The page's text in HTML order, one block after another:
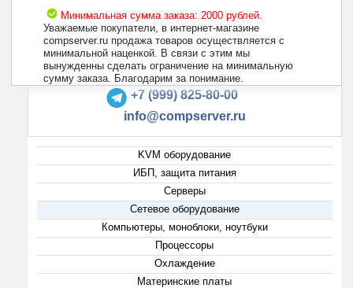
Минимальная сумма заказа: 2000 рублей.
Уважаемые покупатели, в интернет-магазине
compserver.ru продажа товаров осуществляется с
минимальной наценкой. В связи с этим мы
вынужденны сделать ограничение на минимальную
сумму заказа. Благодарим за понимание.
+7 (495) 223-13-47
+7 (999) 825-80-00
info@compserver.ru
KVM оборудование
ИБП, защита питания
Серверы
Сетевое оборудование
Компьютеры, моноблоки, ноутбуки
Процессоры
Охлаждение
Материнские платы